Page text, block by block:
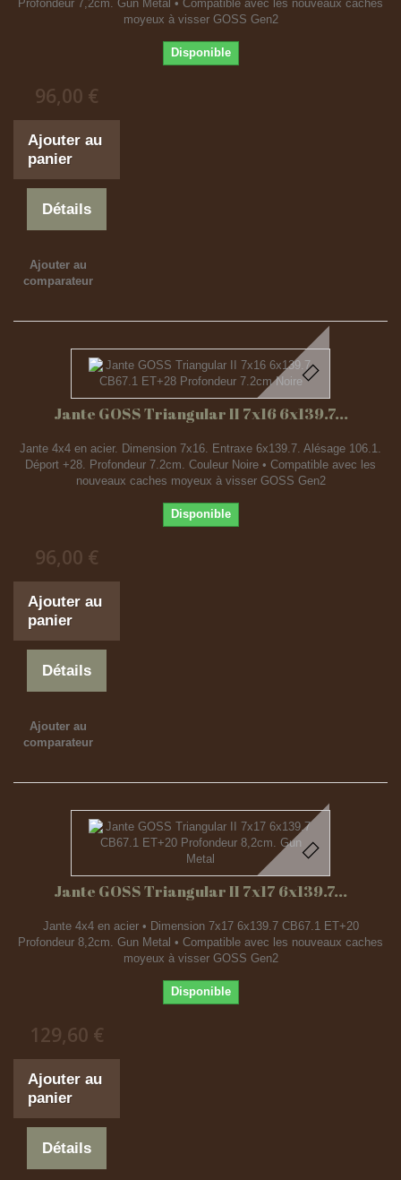
Profondeur 7,2cm. Gun Metal • Compatible avec les nouveaux caches
moyeux à visser GOSS Gen2
Disponible
96,00 €
Ajouter au
panier
Détails
Ajouter au
comparateur
Jante GOSS Triangular II 7x16 6x139.7...
Jante 4x4 en acier. Dimension 7x16. Entraxe 6x139.7. Alésage 106.1.
Déport +28. Profondeur 7.2cm. Couleur Noire • Compatible avec les
nouveaux caches moyeux à visser GOSS Gen2
Disponible
96,00 €
Ajouter au
panier
Détails
Ajouter au
comparateur
Jante GOSS Triangular II 7x17 6x139.7...
Jante 4x4 en acier • Dimension 7x17 6x139.7 CB67.1 ET+20
Profondeur 8,2cm. Gun Metal • Compatible avec les nouveaux caches
moyeux à visser GOSS Gen2
Disponible
129,60 €
Ajouter au
panier
Détails